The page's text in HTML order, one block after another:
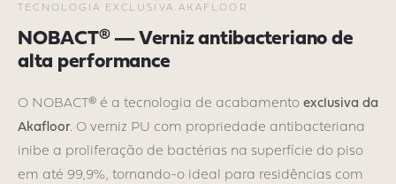
TECNOLOGIA EXCLUSIVA AKAFLOOR
NOBACT® — Verniz antibacteriano de
alta performance
O NOBACT® é a tecnologia de acabamento exclusiva da
Akafloor. O verniz PU com propriedade antibacteriana
inibe a proliferação de bactérias na superfície do piso
em até 99,9%, tornando-o ideal para residências com